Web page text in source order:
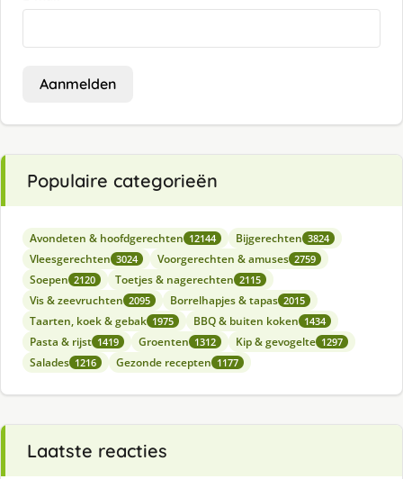
Aanmelden
Populaire categorieën
Avondeten & hoofdgerechten 12144 Bijgerechten 3824
Vleesgerechten 3024 Voorgerechten & amuses 2759
Soepen 2120 Toetjes & nagerechten 2115
Vis & zeevruchten 2095 Borrelhapjes & tapas 2015
Taarten, koek & gebak 1975 BBQ & buiten koken 1434
Pasta & rijst 1419 Groenten 1312 Kip & gevogelte 1297
Salades 1216 Gezonde recepten 1177
Laatste reacties